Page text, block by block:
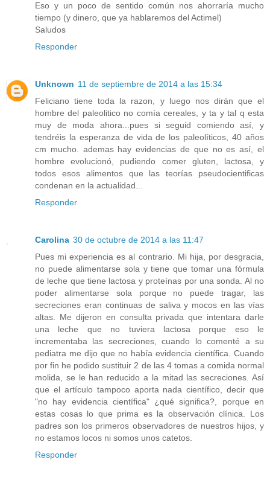
Eso y un poco de sentido común nos ahorraría mucho
tiempo (y dinero, que ya hablaremos del Actimel)
Saludos
Responder
Unknown 11 de septiembre de 2014 a las 15:34
Feliciano tiene toda la razon, y luego nos dirán que el
hombre del paleolitico no comía cereales, y ta y tal q esta
muy de moda ahora...pues si seguid comiendo así, y
tendréis la esperanza de vida de los paleolíticos, 40 años
cm mucho. ademas hay evidencias de que no es así, el
hombre evolucionó, pudiendo comer gluten, lactosa, y
todos esos alimentos que las teorías pseudocientificas
condenan en la actualidad...
Responder
Carolina 30 de octubre de 2014 a las 11:47
Pues mi experiencia es al contrario. Mi hija, por desgracia,
no puede alimentarse sola y tiene que tomar una fórmula
de leche que tiene lactosa y proteínas por una sonda. Al no
poder alimentarse sola porque no puede tragar, las
secreciones eran continuas de saliva y mocos en las vías
altas. Me dijeron en consulta privada que intentara darle
una leche que no tuviera lactosa porque eso le
incrementaba las secreciones, cuando lo comenté a su
pediatra me dijo que no había evidencia científica. Cuando
por fin he podido sustituir 2 de las 4 tomas a comida normal
molida, se le han reducido a la mitad las secreciones. Así
que el artículo tampoco aporta nada científico, decir que
"no hay evidencia científica" ¿qué significa?, porque en
estas cosas lo que prima es la observación clínica. Los
padres son los primeros observadores de nuestros hijos, y
no estamos locos ni somos unos catetos.
Responder